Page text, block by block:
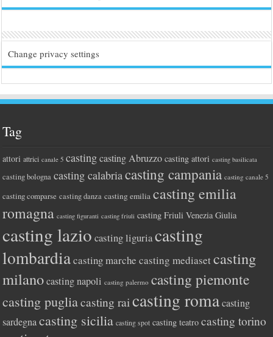
Change privacy settings
Tag
attori attrici canale 5 casting casting Abruzzo casting attori casting basilicata
casting bologna casting calabriacasting campania casting canale 5
casting comparse casting danza casting emilia casting emilia
romagna casting figuranti casting friuli casting Friuli Venezia Giulia
casting lazio casting liguriacasting
lombardiacasting marche casting mediasetcasting
milano casting napoli casting palermo casting piemonte
casting pugliacasting raicasting roma casting
sardegna casting sicilia casting spot casting teatro casting torino